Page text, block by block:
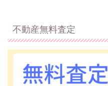
不動産無料査定